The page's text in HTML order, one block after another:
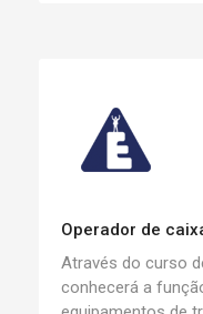
Operador de
Através do curso
conhecerá a